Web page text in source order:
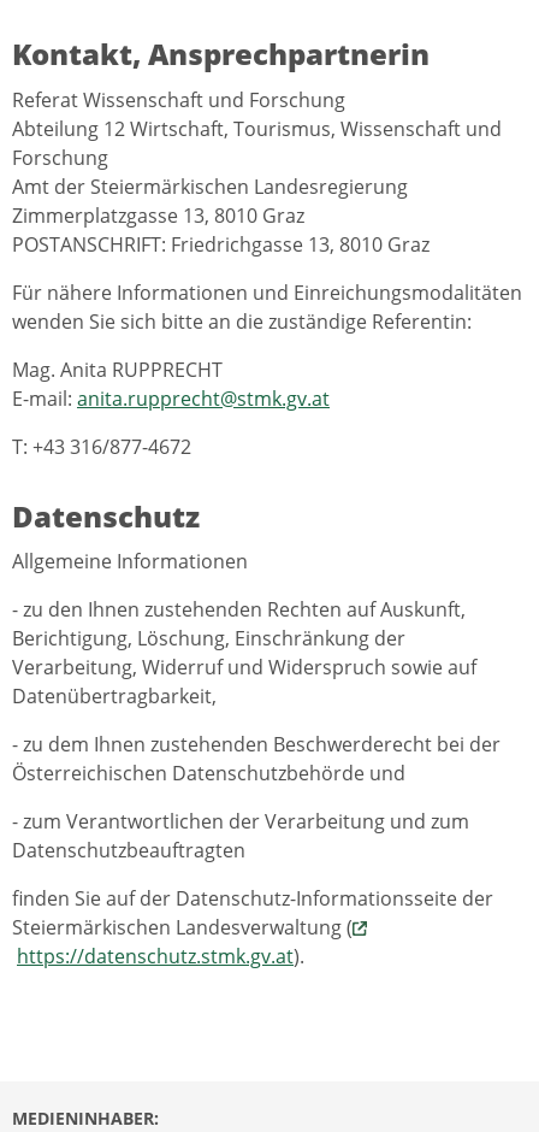
Kontakt, Ansprechpartnerin
Referat Wissenschaft und Forschung
Abteilung 12 Wirtschaft, Tourismus, Wissenschaft und
Forschung
Amt der Steiermärkischen Landesregierung
Zimmerplatzgasse 13, 8010 Graz
POSTANSCHRIFT: Friedrichgasse 13, 8010 Graz
Für nähere Informationen und Einreichungsmodalitäten
wenden Sie sich bitte an die zuständige Referentin:
Mag. Anita RUPPRECHT
E-mail: anita.rupprecht@stmk.gv.at
T: +43 316/877-4672
Datenschutz
Allgemeine Informationen
- zu den Ihnen zustehenden Rechten auf Auskunft,
Berichtigung, Löschung, Einschränkung der
Verarbeitung, Widerruf und Widerspruch sowie auf
Datenübertragbarkeit,
- zu dem Ihnen zustehenden Beschwerderecht bei der
Österreichischen Datenschutzbehörde und
- zum Verantwortlichen der Verarbeitung und zum
Datenschutzbeauftragten
finden Sie auf der Datenschutz-Informationsseite der
Steiermärkischen Landesverwaltung (
https://datenschutz.stmk.gv.at).
MEDIENINHABER: